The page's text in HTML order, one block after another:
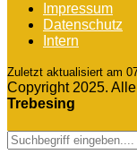
Impressum
Datenschutz
Intern
Zuletzt aktualisiert am
Copyright 2025.
Trebesing